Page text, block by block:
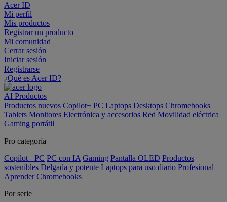
Acer ID
Mi perfil
Mis productos
Registrar un producto
Mi comunidad
Cerrar sesión
Iniciar sesión
Registrarse
¿Qué es Acer ID?
AI Productos
Productos nuevos Copilot+ PC Laptops Desktops Chromebooks
Tablets Monitores Electrónica y accesorios Red Movilidad eléctrica
Gaming portátil
Pro categoría
Copilot+ PC PC con IA Gaming Pantalla OLED Productos
sostenibles Delgada y potente Laptops para uso diario Profesional
Aprender Chromebooks
Por serie